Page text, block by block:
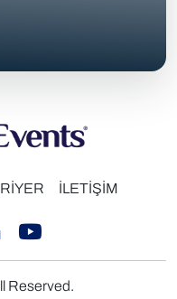
İLETİŞİM
Reserved.